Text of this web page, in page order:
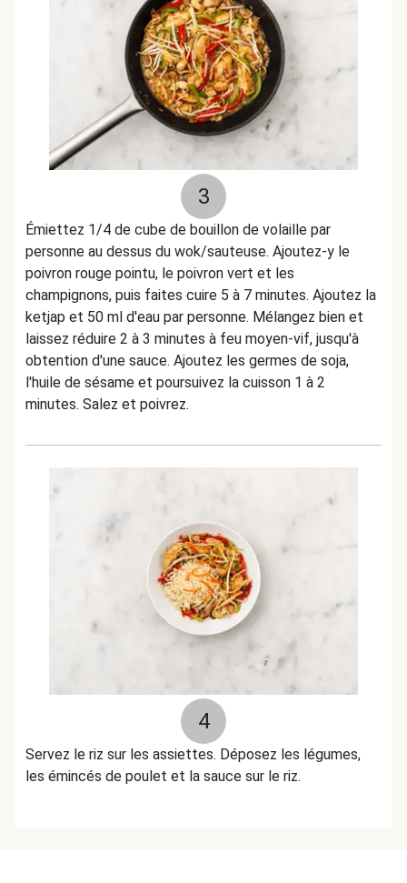
3
Émiettez 1/4 de cube de bouillon de volaille par
personne au dessus du wok/sauteuse. Ajoutez-y le
poivron rouge pointu, le poivron vert et les
champignons, puis faites cuire 5 à 7 minutes. Ajoutez la
ketjap et 50 ml d'eau par personne. Mélangez bien et
laissez réduire 2 à 3 minutes à feu moyen-vif, jusqu'à
obtention d'une sauce. Ajoutez les germes de soja,
l'huile de sésame et poursuivez la cuisson 1 à 2
minutes. Salez et poivrez.
4
Servez le riz sur les assiettes. Déposez les légumes,
les émincés de poulet et la sauce sur le riz.